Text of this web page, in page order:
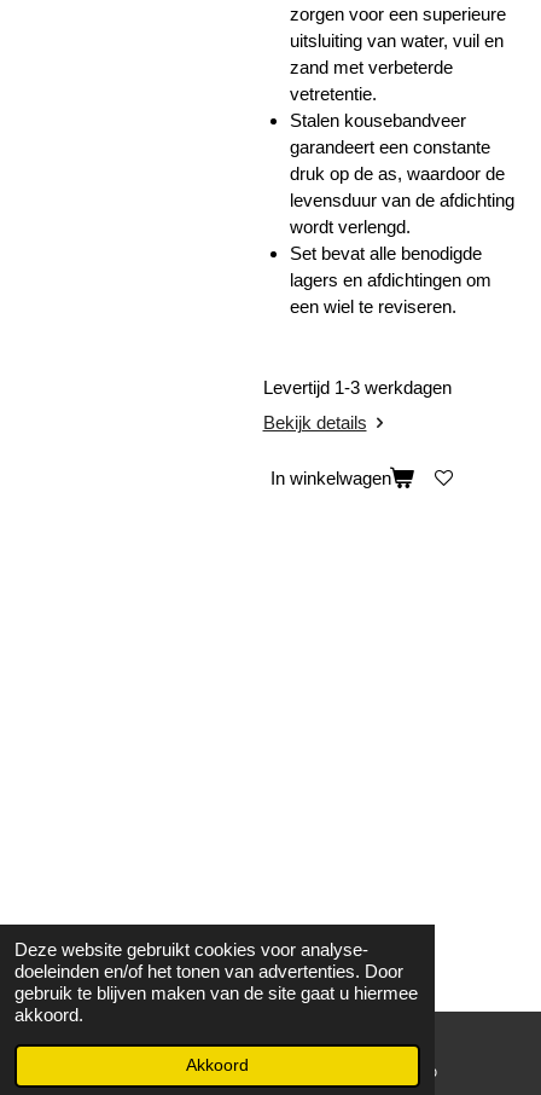
Deze website gebruikt cookies voor analyse-
doeleinden en/of het tonen van advertenties. Door
gebruik te blijven maken van de site gaat u hiermee
akkoord.
Akkoord
zorgen voor een superieure
uitsluiting van water, vuil en
zand met verbeterde
vetretentie.
Stalen kousebandveer
garandeert een constante
druk op de as, waardoor de
levensduur van de afdichting
wordt verlengd.
Set bevat alle benodigde
lagers en afdichtingen om
een ​​wiel te reviseren.
Levertijd 1-3 werkdagen
Bekijk details
In winkelwagen
WhatsApp